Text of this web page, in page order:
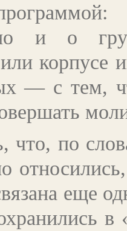
и о
корпусе
—с тем,
что, по
еще
в